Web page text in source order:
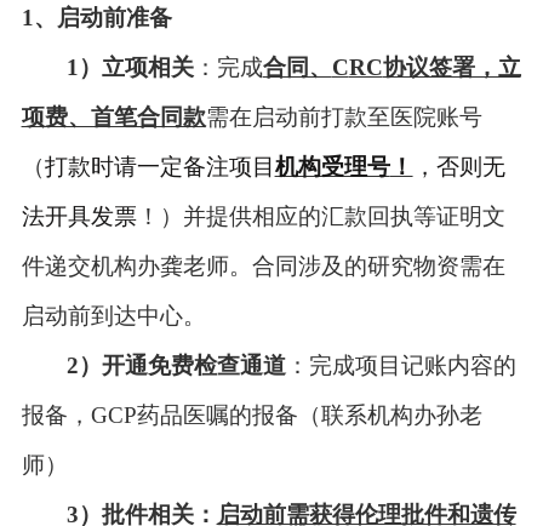
1、
启动前准备
1） 立项相关： 完成合同、 CRC协议签署，立
项费、首笔合同款需在启动前打款至医院账号
（打款时请一定备注项目机构受理号！
，否则无
法开具发票！）并提供相应的汇款回执等证明文
件递交机构办龚老师。合同涉及的研究物资需在
启动前到达中心。
2） 开通免费检查通道：完成项目记账内容的
报备， GCP药品医嘱的报备（联系机构办孙老
师）
3） 批件相关： 启动前需获得伦理批件和遗传